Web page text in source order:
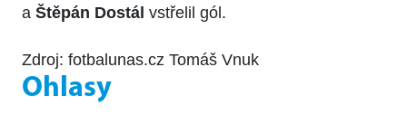
a Štěpán Dostál vstřelil gól.
Zdroj: fotbalunas.cz Tomáš Vnuk
Ohlasy